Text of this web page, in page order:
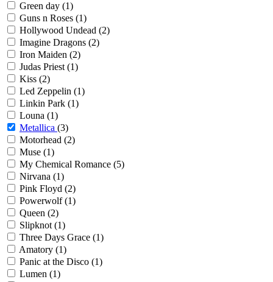
Green day (1)
Guns n Roses (1)
Hollywood Undead (2)
Imagine Dragons (2)
Iron Maiden (2)
Judas Priest(1)
Kiss (2)
Led Zeppelin (1)
Linkin Park (1)
Louna (1)
Metallica (3)
Motorhead (2)
Muse (1)
My Chemical Romance (5)
Nirvana (1)
Pink Floyd (2)
Powerwolf(1)
Queen (2)
Slipknot(1)
Three Days Grace (1)
Amatory (1)
Panic at the Disco (1)
Lumen (1)